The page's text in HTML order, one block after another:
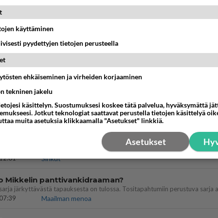
pakkaus
pakkaus nainen.
Ikävä
Ikävä
Sinkut
Mikkelin panttivankidraaman?
Maailman menoa
käyttäminen
pyydettyjen tietojen perusteella
ehkäiseminen ja virheiden korjaaminen
tekninen jakelu
käsittelyn. Suostumuksesi koskee tätä palvelua, hyväksymättä
Jotkut teknologiat saattavat perustella tietojen käsittelyä
muita asetuksia klikkaamalla "Asetukset" linkkiä.
Asetukset